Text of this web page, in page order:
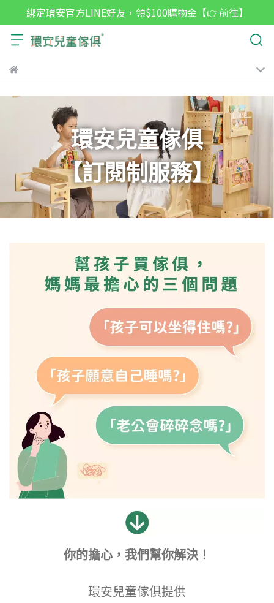
綁定環安官方LINE好友，領$100購物金【👉前往】
環安兒童傢俱
【訂閱制服務】
你的擔心，我們幫你解決！
環安兒童傢俱提供